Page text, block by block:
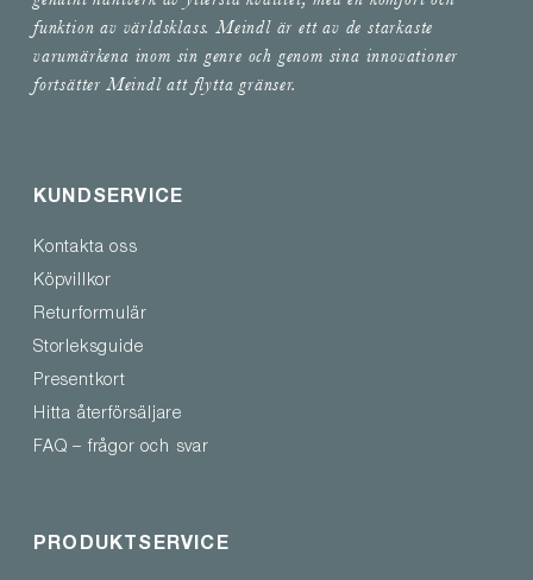
funktion av världsklass. Meindl är ett av de starkaste
varumärkena inom sin genre och genom sina innovationer
fortsätter Meindl att flytta gränser.
KUNDSERVICE
Kontakta oss
Köpvillkor
Returformulär
Storleksguide
Presentkort
Hitta återförsäljare
FAQ – frågor och svar
PRODUKTSERVICE